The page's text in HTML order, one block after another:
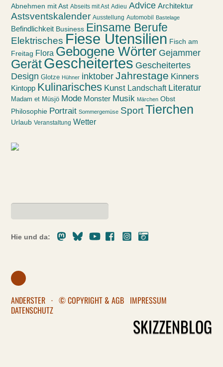
Abnehmen mit Ast Abseits mit Ast Adieu Advice Architektur
Astsventskalender Ausstellung Automobil Bastelage
Befindlichkeit Business Einsame Berufe
Elektrisches Fiese Utensilien Fisch am
Freitag Flora Gebogene Wörter Gejammer
GerätGescheitertes Gescheitertes
Design Glotze Hühner inktober Jahrestage Kinners
Kintopp Kulinarisches Kunst Landschaft Literatur
Madam et Müsjö Mode Monster Musik Märchen Obst
Philosophie Portrait Sommergemüse Sport Tierchen
Urlaub Veranstaltung Wetter
Hie und da:
MastodonBlueskyYoutubeFacebookInstagram
ANDERSTER · © COPYRIGHT & AGB IMPRESSUM
DATENSCHUTZ
SKIZZENBLOG